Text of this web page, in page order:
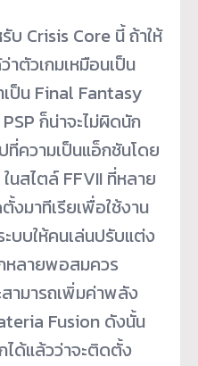
บ Crisis Core นี้ ถ้าให้
าตัวเกมเหมือนเป็น
ป็น Final Fantasy
ก็น่าจะไม่ผิดนัก
ที่ความเป็นแอ็กชันโดย
นสไตล์ FFVII ที่หลาย
มาทีเรียเพื่อใช้งาน
ะบบให้คนเล่นปรับแต่ง
หลายพอสมควร
สามารถเพิ่มค่าพลัง
Fusion ดังนั้น
ด้แล้วว่าจะติดตั้ง